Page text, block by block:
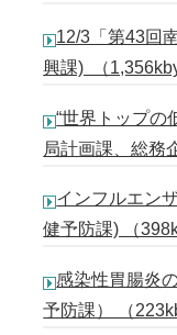
12/3「第43回
興課) （
“世界トップの
局計画課、総務
インフルエン
健予防課) （
感染性胃腸炎
予防課） （